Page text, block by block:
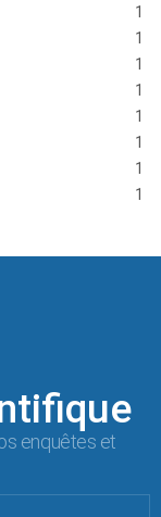
1
1
1
1
1
1
1
1
enquêtes et